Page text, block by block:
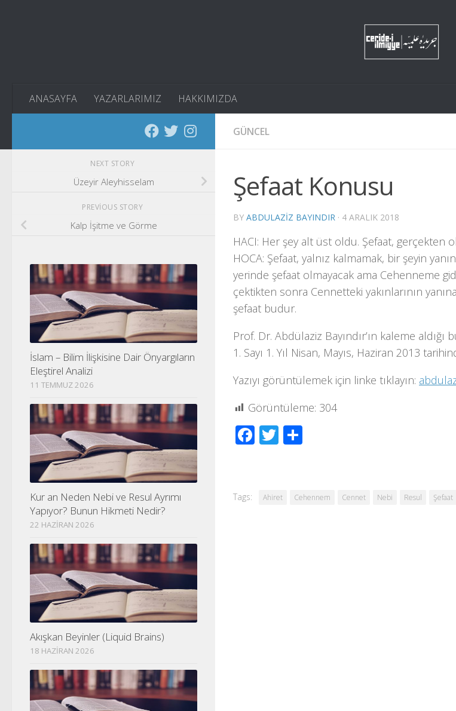
ANASAYFA YAZARLARIMIZ HAKKIMIZDA
GÜNCEL
Şefaat Konusu
BY ABDULAZIZ BAYINDIR · 4 ARALIK 2018
HACI: Her şey alt üst oldu. Şefaat, gerçekten
HOCA: Şefaat, yalnız kalmamak, bir şeyin
yerinde şefaat olmayacak ama Cehenneme
çektikten sonra Cennetteki yakınlarının
şefaat budur.
Prof. Dr. Abdülaziz Bayındır’ın kaleme
1. Sayı 1. Yıl Nisan, Mayıs, Haziran 2013
Yazıyı görüntülemek için linke tıklayın:
Görüntüleme: 304
Facebook
Twitter
Tags: Ahiret Cehennem Cennet Nebi Resul Şefaat
NEXT STORY
Üzeyir Aleyhisselam
PREVIOUS STORY
Kalp İşitme ve Görme
İslam – Bilim İlişkisine Dair Önyargıların
Eleştirel Analizi
11 TEMMUZ 2026
Kur an Neden Nebi ve Resul Ayrımı
Yapıyor? Bunun Hikmeti Nedir?
22 HAZIRAN 2026
Akışkan Beyinler (Liquid Brains)
18 HAZIRAN 2026